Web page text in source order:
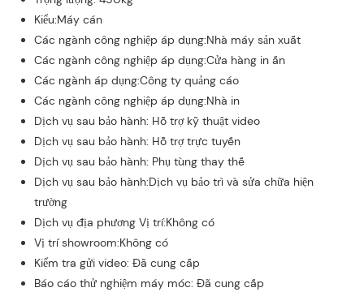
Kiểu:Máy cán
Các ngành công nghiệp áp dụng:Nhà máy sản xuất
Các ngành công nghiệp áp dụng:Cửa hàng in ấn
Các ngành áp dụng:Công ty quảng cáo
Các ngành công nghiệp áp dụng:Nhà in
Dịch vụ sau bảo hành: Hỗ trợ kỹ thuật video
Dịch vụ sau bảo hành: Hỗ trợ trực tuyến
Dịch vụ sau bảo hành: Phụ tùng thay thế
Dịch vụ sau bảo hành:Dịch vụ bảo trì và sửa chữa hiện
trường
Dịch vụ địa phương Vị trí:Không có
Vị trí showroom:Không có
Kiểm tra gửi video: Đã cung cấp
Báo cáo thử nghiệm máy móc: Đã cung cấp